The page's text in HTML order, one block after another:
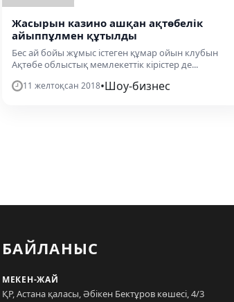
Жасырын казино ашқан ақтөбелік
айыппұлмен құтылды
Бес ай бойы жұмыс істеген құмар ойын клубын
Ақтөбе облыстық мемлекеттік кірістер де...
11 желтоқсан 2018•Шоу-бизнес
БАЙЛАНЫС
МЕКЕН-ЖАЙ
ҚР, Астана қаласы, Әбікен Бектұров көшесі, 4/3